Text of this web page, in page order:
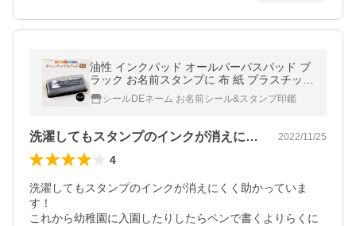
油性 インクパッド オールパーパスパッド ブ
ラック お名前スタンプに 布 紙 プラスチック
金属にも押せる
シールDEネーム お名前シール&スタンプ印鑑
洗濯してもスタンプのインクが消えにくく… 2022/11/25
4
洗濯してもスタンプのインクが消えにくく助かっていま
す！
これから幼稚園に入園したりしたらペンで書くよりらくに